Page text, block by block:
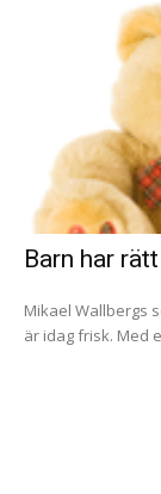
Barn har
Mikael Wallbergs
är idag frisk. Med